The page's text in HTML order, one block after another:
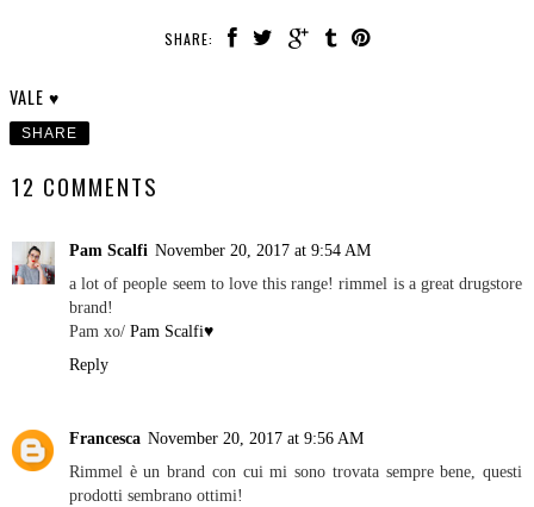
SHARE:
VALE ♥
SHARE
12 COMMENTS
Pam Scalfi November 20, 2017 at 9:54 AM
a lot of people seem to love this range! rimmel is a great drugstore
brand!
Pam xo/ Pam Scalfi♥
Reply
Francesca November 20, 2017 at 9:56 AM
Rimmel è un brand con cui mi sono trovata sempre bene, questi
prodotti sembrano ottimi!